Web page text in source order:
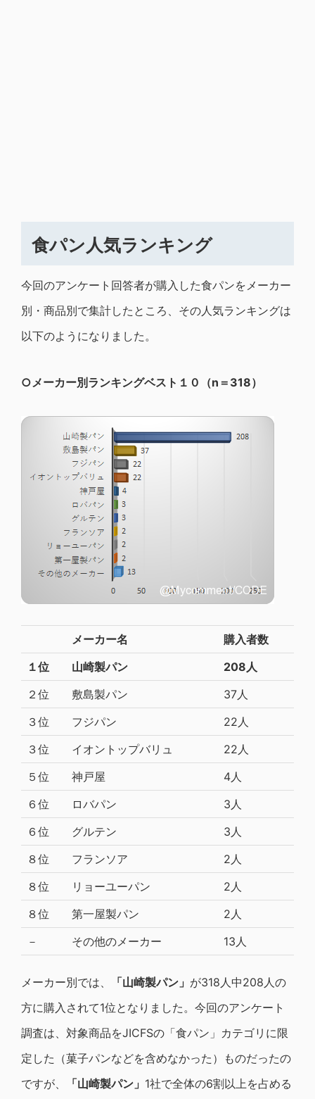
食パン人気ランキング
今回のアンケート回答者が購入した食パンをメーカー
別・商品別で集計したところ、その人気ランキングは
以下のようになりました。
○メーカー別ランキングベスト１０（n＝318）
メーカー名
購入者数
１位
山崎製パン
208人
２位
敷島製パン
37人
３位
フジパン
22人
３位
イオントップバリュ
22人
５位
神戸屋
4人
６位
ロバパン
3人
６位
グルテン
3人
８位
フランソア
2人
８位
リョーユーパン
2人
８位
第一屋製パン
2人
－
その他のメーカー 13人
メーカー別では、 「山崎製パン」 が318人中208人の
方に購入されて1位となりました。今回のアンケート
調査は、対象商品をJICFSの「食パン」カテゴリに限
定した（菓子パンなどを含めなかった）ものだったの
ですが、
「山崎製パン」 1社で全体の6割以上を占める